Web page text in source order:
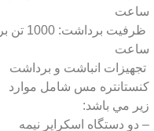
ساعت
ظرفيت برداشت: 1000 تن بر
ساعت
تجهيزات انباشت و برداشت
كنستانتره مس شامل موارد
زير مي باشد:
– دو دستگاه اسكراپر نيمه